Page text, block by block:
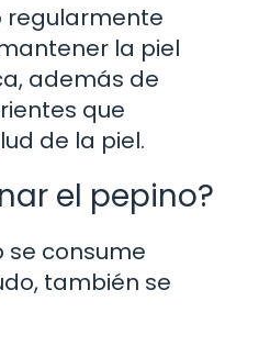
regularmente
la piel
además de
que
de la piel.
el pepino?
se consume
también se